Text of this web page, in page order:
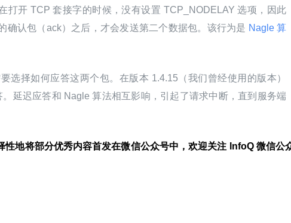
打开 TCP 套接字的时候，没有设置 TCP_NODELAY 选项，因此
确认包（ack）之后，才会发送第二个数据包。该行为是 Nagle 算
选择如何应答这两个包。在版本 1.4.15（我们曾经使用的版本）
延迟应答和 Nagle 算法相互影响，引起了请求中断，直到服务端
性地将部分优秀内容首发在微信公众号中，欢迎关注 InfoQ 微信公